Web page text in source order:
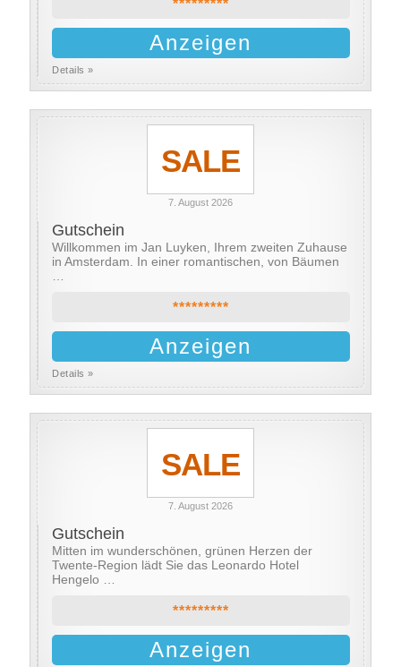
*********
Anzeigen
Details »
SALE
7. August 2026
Gutschein
Willkommen im Jan Luyken, Ihrem zweiten Zuhause
in Amsterdam. In einer romantischen, von Bäumen
*********
Anzeigen
Details »
SALE
7. August 2026
Gutschein
Mitten im wunderschönen, grünen Herzen der
Twente-Region lädt Sie das Leonardo Hotel
Hengelo …
*********
Anzeigen